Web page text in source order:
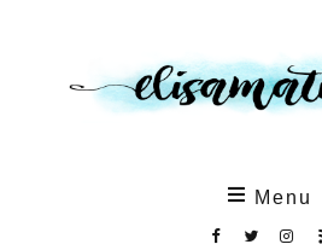
Menu